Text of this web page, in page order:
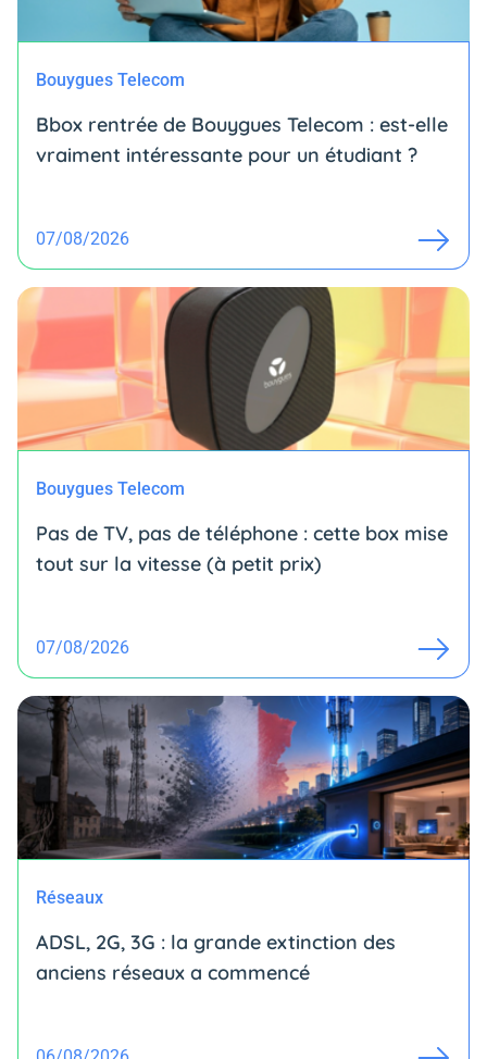
Bouygues Telecom
Bbox rentrée de Bouygues Telecom : est-elle
vraiment intéressante pour un étudiant ?
07/08/2026
Bouygues Telecom
Pas de TV, pas de téléphone : cette box mise
tout sur la vitesse (à petit prix)
07/08/2026
Réseaux
ADSL, 2G, 3G : la grande extinction des
anciens réseaux a commencé